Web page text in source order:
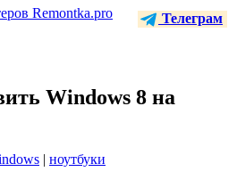
Телеграм
Windows 8 на
| ноутбуки